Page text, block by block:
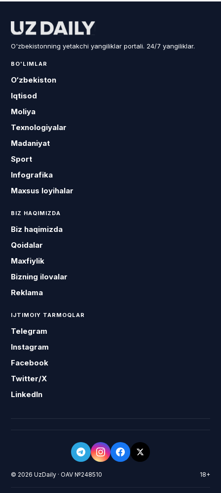
O'zbekistonning yetakchi yangiliklar portali. 24/7 yangiliklar.
BO'LIMLAR
O‘zbekiston
Iqtisod
Moliya
Texnologiyalar
Madaniyat
Sport
Infografika
Maxsus loyihalar
BIZ HAQIMIZDA
Biz haqimizda
Qoidalar
Maxfiylik
Bizning ilovalar
Reklama
IJTIMOIY TARMOQLAR
Telegram
Instagram
Facebook
Twitter/X
LinkedIn
© 2026 UzDaily · OAV №248510 18+